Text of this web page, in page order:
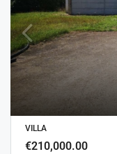
VILLA
€210,000.00